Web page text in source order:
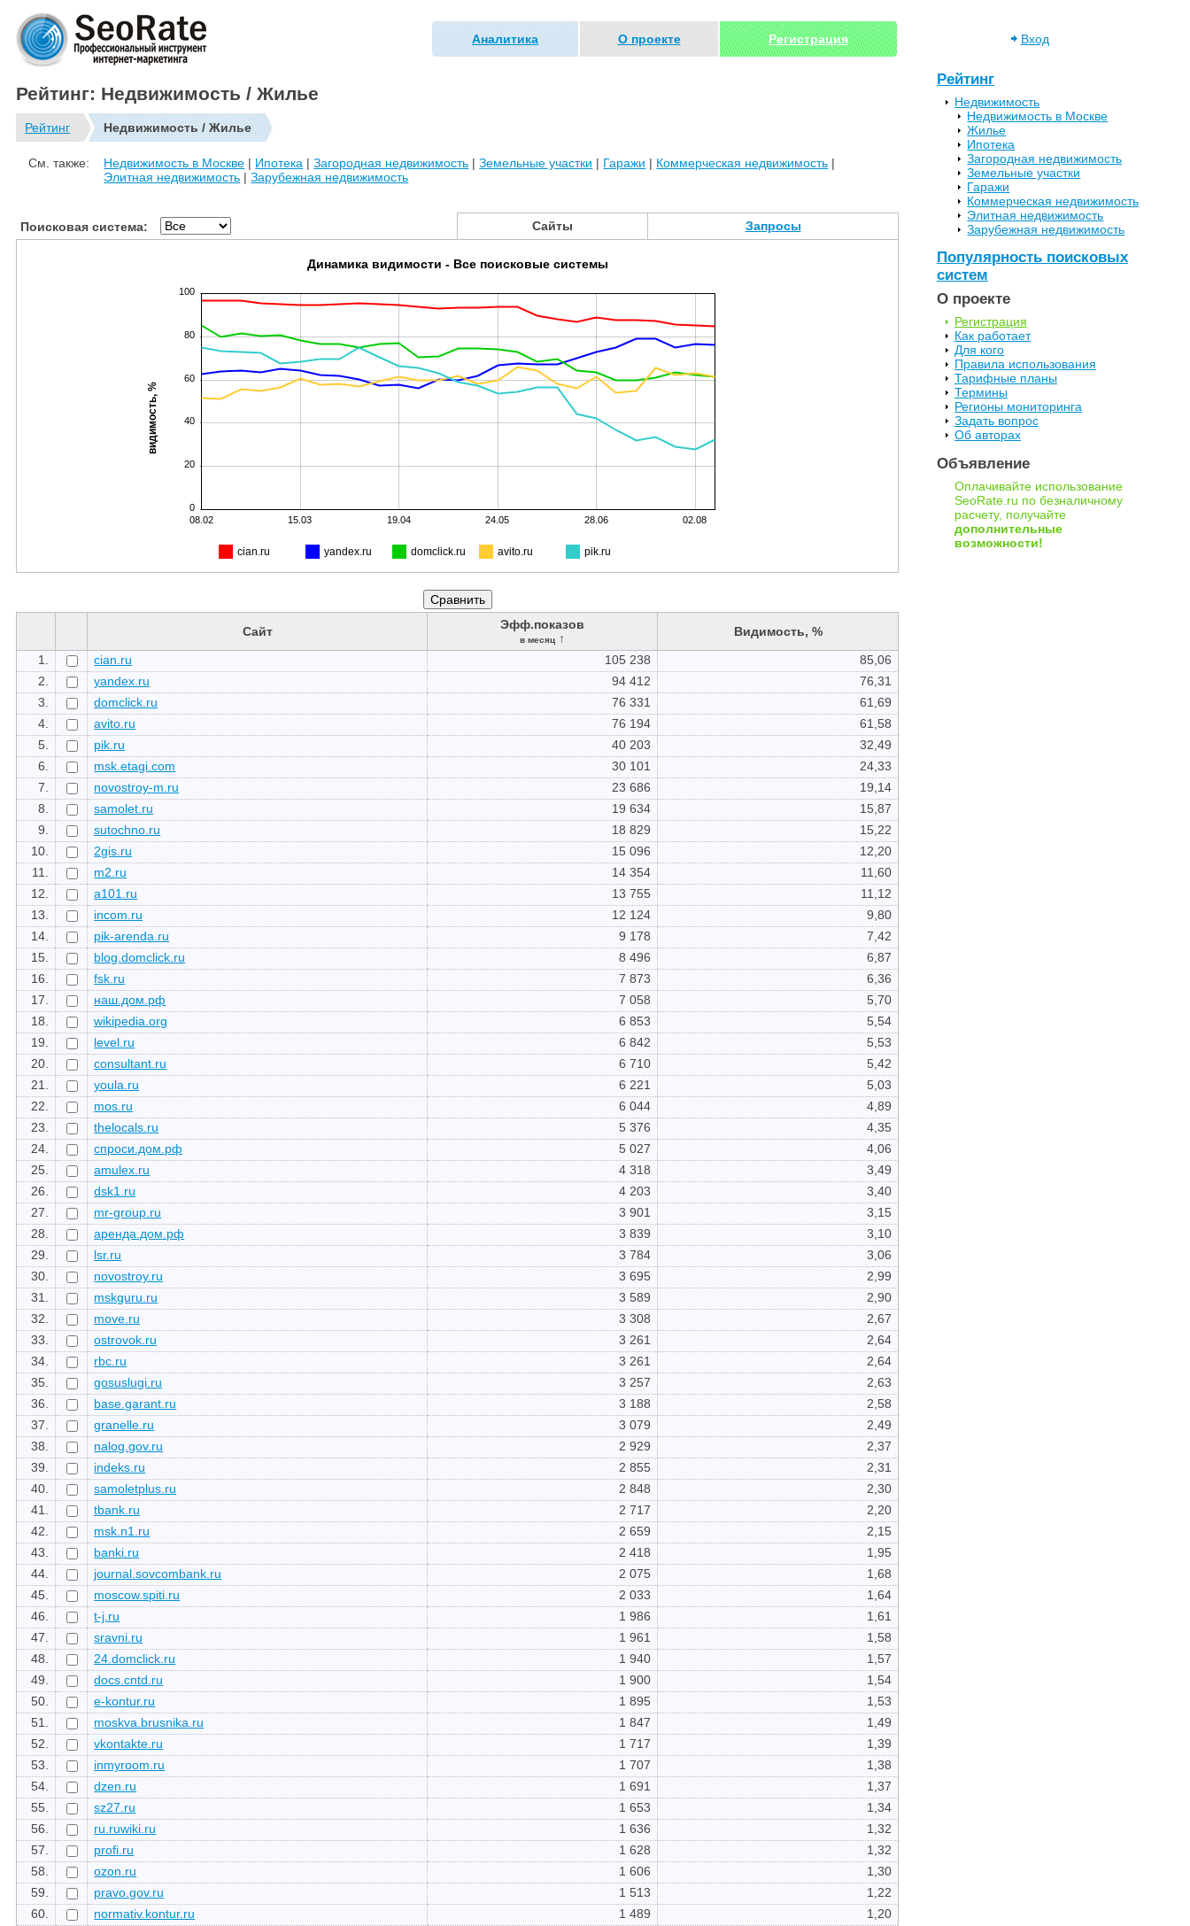
Аналитика О проекте Регистрация Вход
Рейтинг: Недвижимость / Жилье
Рейтинг Недвижимость / Жилье
См. также: Недвижимость в Москве | Ипотека |Загородная недвижимость |Земельные участки | Гаражи | Коммерческая недвижимость |
Элитная недвижимость |Зарубежная недвижимость
Поисковая система: Сайты Запросы
0
20
40
60
80
100
08.02 15.03 19.04 24.05 28.06 02.08
видимость, %
Динамика видимости - Все поисковые системы
cian.ru yandex.ru domclick.ru avito.ru pik.ru
Сайт Эфф.показов
в месяц ↑
Видимость, %
1.
cian.ru 105 238
85,06
2.
yandex.ru 94 412
76,31
3.
domclick.ru 76 331
61,69
4.
avito.ru 76 194
61,58
5.
pik.ru 40 203
32,49
6.
msk.etagi.com 30 101
24,33
7.
novostroy-m.ru 23 686
19,14
8.
samolet.ru 19 634
15,87
9.
sutochno.ru 18 829
15,22
10.
2gis.ru 15 096
12,20
11.
m2.ru 14 354
11,60
12.
a101.ru 13 755
11,12
13.
incom.ru 12 124
9,80
14.
pik-arenda.ru 9 178
7,42
15.
blog.domclick.ru 8 496
6,87
16.
fsk.ru 7 873
6,36
17.
наш.дом.рф 7 058
5,70
18.
wikipedia.org 6 853
5,54
19.
level.ru 6 842
5,53
20.
consultant.ru 6 710
5,42
21.
youla.ru 6 221
5,03
22.
mos.ru 6 044
4,89
23.
thelocals.ru 5 376
4,35
24.
спроси.дом.рф 5 027
4,06
25.
amulex.ru 4 318
3,49
26.
dsk1.ru 4 203
3,40
27.
mr-group.ru 3 901
3,15
28.
аренда.дом.рф 3 839
3,10
29.
lsr.ru 3 784
3,06
30.
novostroy.ru 3 695
2,99
31.
mskguru.ru 3 589
2,90
32.
move.ru 3 308
2,67
33.
ostrovok.ru 3 261
2,64
34.
rbc.ru 3 261
2,64
35.
gosuslugi.ru 3 257
2,63
36.
base.garant.ru 3 188
2,58
37.
granelle.ru 3 079
2,49
38.
nalog.gov.ru 2 929
2,37
39.
indeks.ru 2 855
2,31
40.
samoletplus.ru 2 848
2,30
41.
tbank.ru 2 717
2,20
42.
msk.n1.ru 2 659
2,15
43.
banki.ru 2 418
1,95
44.
journal.sovcombank.ru 2 075
1,68
45.
moscow.spiti.ru 2 033
1,64
46.
t-j.ru 1 986
1,61
47.
sravni.ru 1 961
1,58
48.
24.domclick.ru 1 940
1,57
49.
docs.cntd.ru 1 900
1,54
50.
e-kontur.ru 1 895
1,53
51.
moskva.brusnika.ru 1 847
1,49
52.
vkontakte.ru 1 717
1,39
53.
inmyroom.ru 1 707
1,38
54.
dzen.ru 1 691
1,37
55.
sz27.ru 1 653
1,34
56.
ru.ruwiki.ru 1 636
1,32
57.
profi.ru 1 628
1,32
58.
ozon.ru 1 606
1,30
59.
pravo.gov.ru 1 513
1,22
60.
normativ.kontur.ru 1 489
1,20
Рейтинг
Недвижимость
Недвижимость в Москве
Жилье
Ипотека
Загородная недвижимость
Земельные участки
Гаражи
Коммерческая недвижимость
Элитная недвижимость
Зарубежная недвижимость
Популярность поисковых
систем
О проекте
Регистрация
Как работает
Для кого
Правила использования
Тарифные планы
Термины
Регионы мониторинга
Задать вопрос
Об авторах
Объявление
Оплачивайте использование
SeoRate.ru по безналичному
расчету, получайте
дополнительные
возможности!